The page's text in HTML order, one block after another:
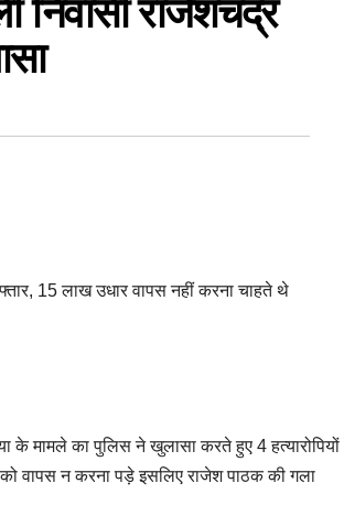
राजेशचंद्र
15 लाख उधार वापस नहीं करना चाहते थे
के मामले का पुलिस ने खुलासा करते हुए 4 हत्यारोपियों
को वापस न करना पड़े इसलिए राजेश पाठक की गला